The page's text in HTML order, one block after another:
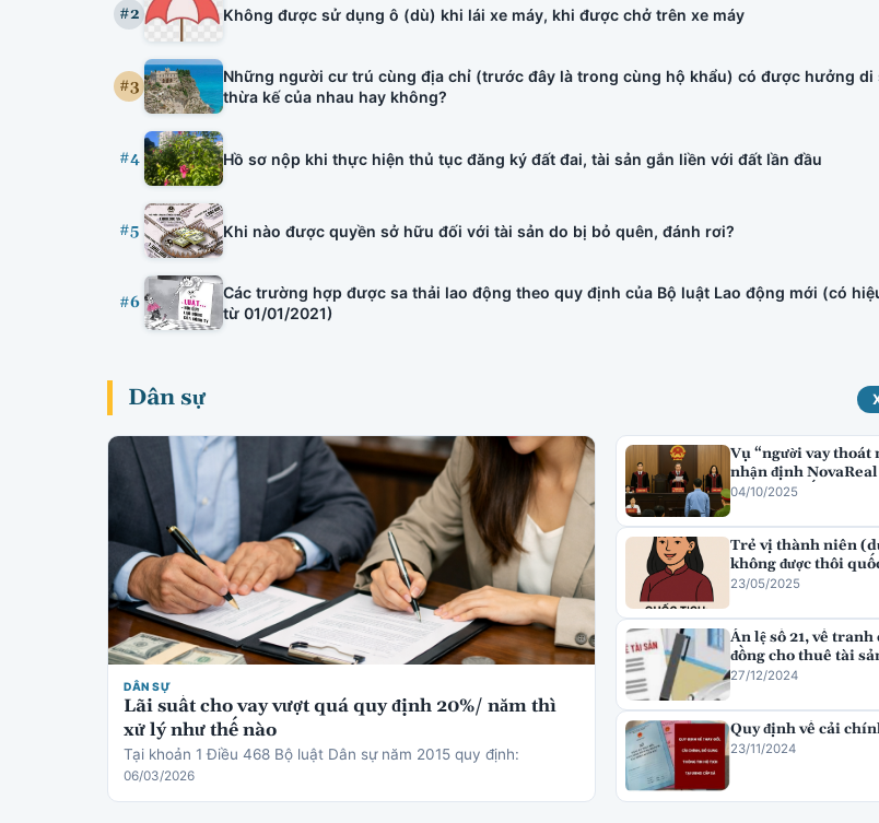
#2 Không được sử dụng ô (dù) khi lái xe máy, khi được chở trên xe máy
#3
Những người cư trú cùng địa chỉ (trước đây là trong cùng hộ khẩu) có được hưởng di
thừa kế của nhau hay không?
#4 Hồ sơ nộp khi thực hiện thủ tục đăng ký đất đai, tài sản gắn liền với đất lần đầu
#5 Khi nào được quyền sở hữu đối với tài sản do bị bỏ quên, đánh rơi?
#6
Các trường hợp được sa thải lao động theo quy định của Bộ luật Lao động mới (có
từ 01/01/2021)
Dân sự
DÂN SỰ
Lãi suất cho vay vượt quá quy định 20%/ năm thì
xử lý như thế nào
Tại khoản 1 Điều 468 Bộ luật Dân sự năm 2015 quy định:
06/03/2026
Vụ “người vay thoát
nhận định
lừa đảo chiếm đoạt
04/10/2025
Trẻ vị thành niên
không được thôi
Loan
23/05/2025
Án lệ số 21, về tranh
đồng cho thuê tài
27/12/2024
Quy định về cải
23/11/2024